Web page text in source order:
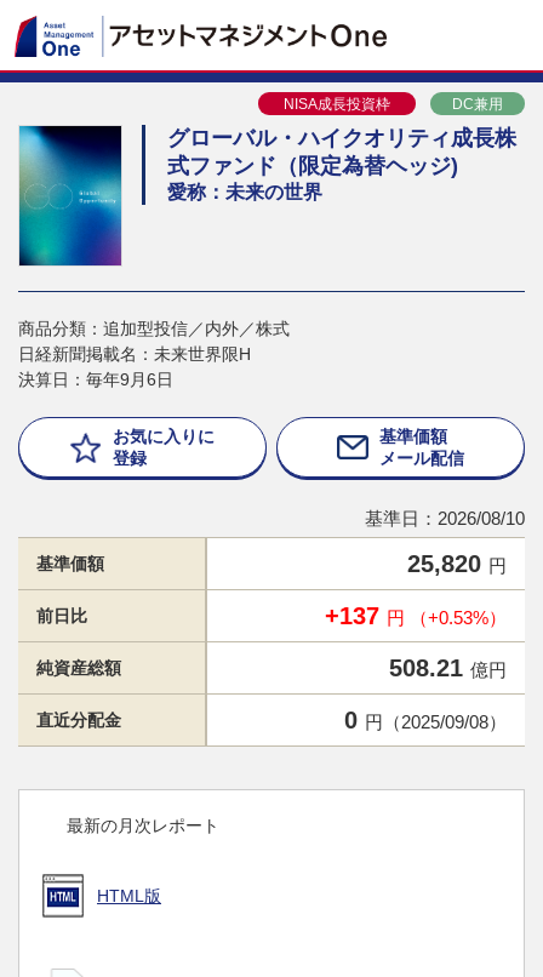
NISA成長投資枠 DC兼用
グローバル・ハイクオリティ成長株
式ファンド（限定為替ヘッジ)
愛称：未来の世界
商品分類：追加型投信／内外／株式
日経新聞掲載名：未来世界限H
決算日：毎年9月6日
お気に入りに
登録
基準価額
メール配信
基準日：2026/08/10
基準価額 25,820 円
前日比 +137 円 （+0.53%）
純資産総額 508.21 億円
直近分配金 0 円（2025/09/08）
最新の月次レポート
HTML版